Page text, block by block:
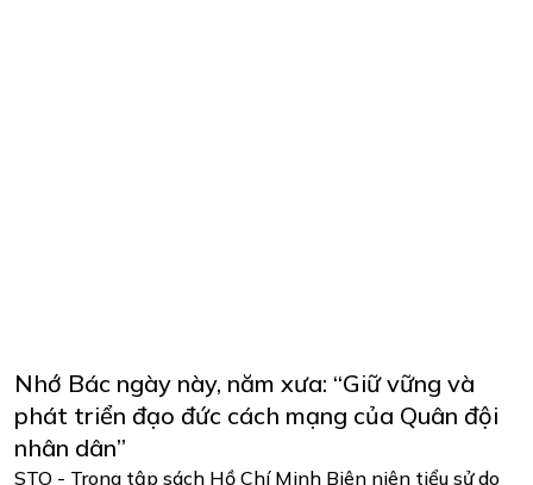
Nhớ Bác ngày này, năm xưa: “Giữ vững và
phát triển đạo đức cách mạng của Quân đội
nhân dân”
STO - Trong tập sách Hồ Chí Minh Biên niên tiểu sử do